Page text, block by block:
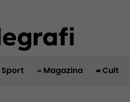
Sport Magazina Cult